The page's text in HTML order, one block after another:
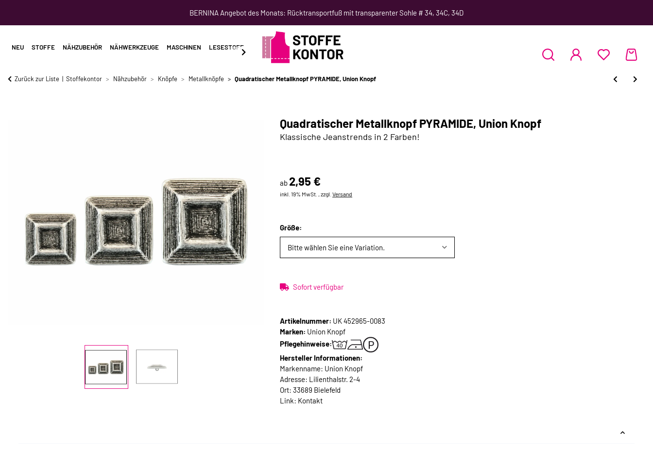
BERNINA Angebot des Monats: Rücktransportfuß mit transparenter Sohle # 34, 34C, 34D
NEU STOFFE NÄHZUBEHÖR NÄHWERKZEUGE MASCHINEN LESESTOFF SCHNITTMUSTER NÄHKURSE
Zurück zur Liste Stoffekontor Nähzubehör Knöpfe Metallknöpfe Quadratischer Metallknopf PYRAMIDE, Union Knopf
Quadratischer Metallknopf PYRAMIDE, Union Knopf
Klassische Jeanstrends in 2 Farben!
ab 2,95 €
inkl. 19% MwSt. , zzgl. Versand
Größe:
Bitte wählen Sie eine Variation.
Sofort verfügbar
Artikelnummer: UK 452965-0083
Marken: Union Knopf
Pflegehinweise:
Hersteller Informationen:
Markenname: Union Knopf
Adresse: Lilienthalstr. 2-4
Ort: 33689 Bielefeld
Link: Kontakt